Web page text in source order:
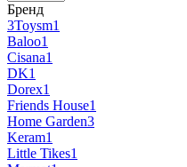
Бренд
3Toysm1
Baloo1
Cisana1
DK1
Dorex1
Friends House1
Home Garden3
Keram1
Little Tikes1